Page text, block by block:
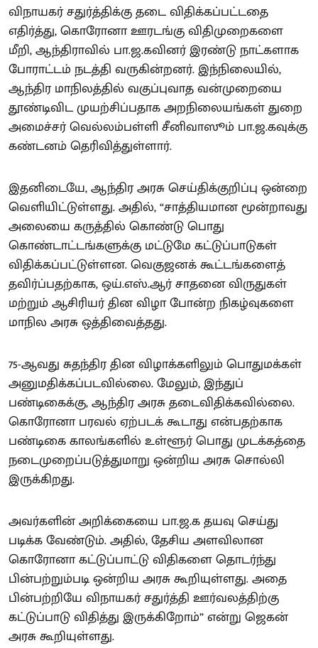
விநாயகர் சதுர்த்திக்கு தடை விதிக்கப்பட்டதை
எதிர்த்து, கொரோனா ஊரடங்கு விதிமுறைகளை
மீறி, ஆந்திராவில் பா.ஜ.கவினர் இரண்டு நாட்களாக
போராட்டம் நடத்தி வருகின்றனர். இந்நிலையில்,
ஆந்திர மாநிலத்தில் வகுப்புவாத வன்முறையை
தூண்டிவிட முயற்சிப்பதாக அறநிலையங்கள் துறை
அமைச்சர் வெல்லம்பள்ளி சீனிவாஸூம் பா.ஜ.கவுக்கு
கண்டனம் தெரிவித்துள்ளார்.
இதனிடையே, ஆந்திர அரசு செய்திக்குறிப்பு ஒன்றை
வெளியிட்டுள்ளது. அதில், “சாத்தியமான மூன்றாவது
அலையை கருத்தில் கொண்டு பொது
கொண்டாட்டங்களுக்கு மட்டுமே கட்டுப்பாடுகள்
விதிக்கப்பட்டுள்ளன. வெகுஜனக் கூட்டங்களைத்
தவிர்ப்பதற்காக, ஒய்.எஸ்.ஆர் சாதனை விருதுகள்
மற்றும் ஆசிரியர் தின விழா போன்ற நிகழ்வுகளை
மாநில அரசு ஒத்திவைத்தது.
75-ஆவது சுதந்திர தின விழாக்களிலும் பொதுமக்கள்
அனுமதிக்கப்படவில்லை. மேலும், இந்துப்
பண்டிகைக்கு, ஆந்திர அரசு தடைவிதிக்கவில்லை.
கொரோனா பரவல் ஏற்படக் கூடாது என்பதற்காக
பண்டிகை காலங்களில் உள்ளூர் பொது முடக்கத்தை
நடைமுறைப்படுத்துமாறு ஒன்றிய அரசு சொல்லி
இருக்கிறது.
அவர்களின் அறிக்கையை பா.ஜ.க தயவு செய்து
படிக்க வேண்டும். அதில், தேசிய அளவிலான
கொரோனா கட்டுப்பாட்டு விதிகளை தொடர்ந்து
பின்பற்றும்படி ஒன்றிய அரசு கூறியுள்ளது. அதை
பின்பற்றியே விநாயகர் சதுர்த்தி ஊர்வலத்திற்கு
கட்டுப்பாடு விதித்து இருக்கிறோம்” என்று ஜெகன்
அரசு கூறியுள்ளது.